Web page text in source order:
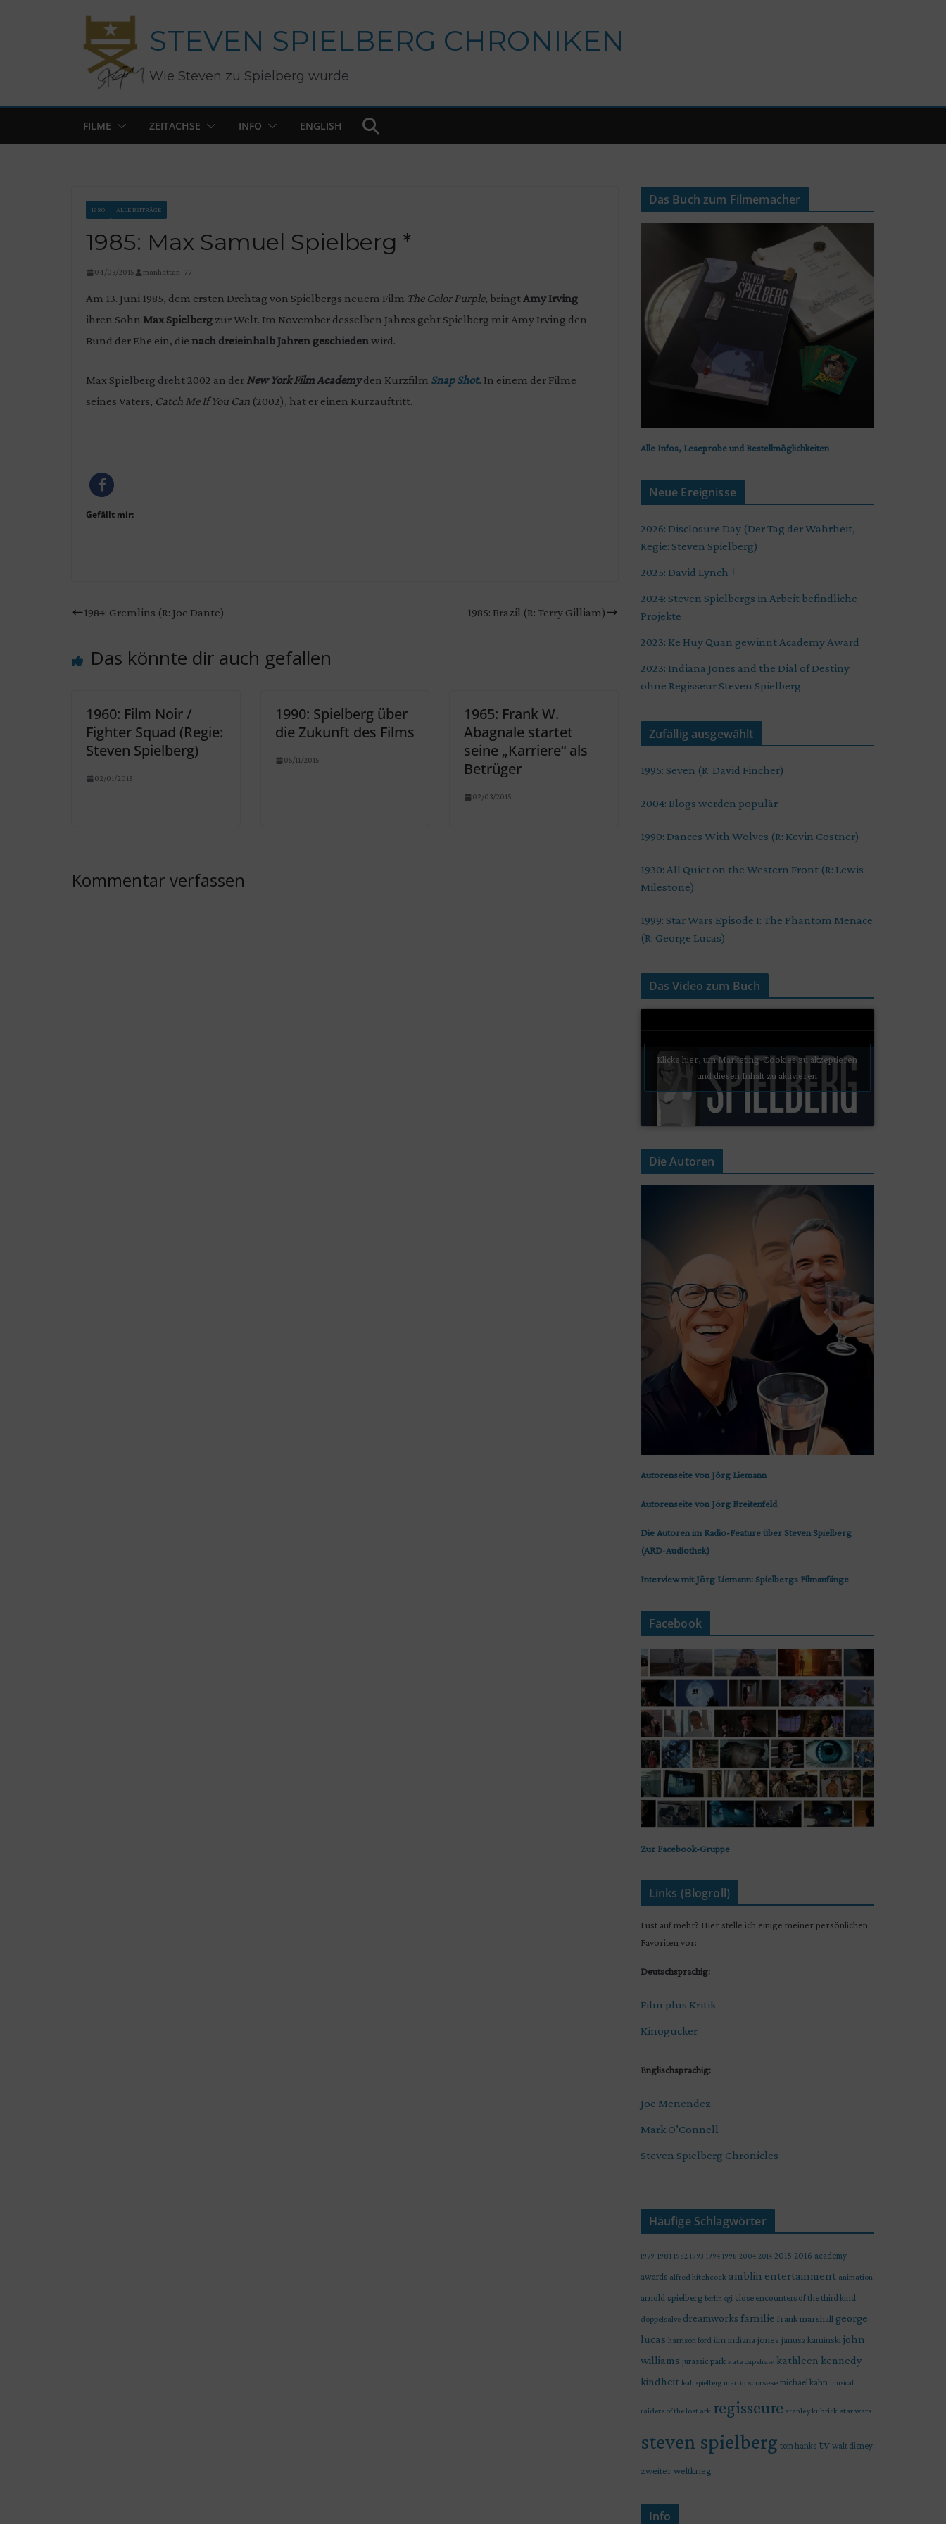
STEVEN SPIELBERG CHRONIKEN
Wie Steven zu Spielberg wurde
FILME ZEITACHSE INFO ENGLISH
1980 ALLE BEITRÄGE
1985: Max Samuel Spielberg *
04/03/2015 manhattan_77
Am 13. Juni 1985, dem ersten Drehtag von Spielbergs neuem Film The Color Purple, bringtAmy Irving
ihren Sohn Max Spielberg zur Welt. Im November desselben Jahres geht Spielberg mit Amy Irving den
Bund der Ehe ein, die nach dreieinhalb Jahren geschiedenwird.
Max Spielberg dreht 2002 an der New York Film Academyden Kurzfilm Snap Shot. In einem der Filme
seines Vaters, Catch Me If You Can (2002), hat er einen Kurzauftritt.
Gefällt mir:
1984: Gremlins (R: Joe Dante) 1985: Brazil (R: Terry Gilliam)
Das könnte dir auch gefallen
1960: Film Noir /
Fighter Squad (Regie:
Steven Spielberg)
02/01/2015
1990: Spielberg über
die Zukunft des Films
05/11/2015
1965: Frank W.
Abagnale startet
seine „Karriere“ als
Betrüger
02/03/2015
Kommentar verfassen
Das Buch zum Filmemacher
Alle Infos, Leseprobe und Bestellmöglichkeiten
Neue Ereignisse
2026: Disclosure Day (Der Tag der Wahrheit,
Regie: Steven Spielberg)
2025: David Lynch †
2024: Steven Spielbergs in Arbeit befindliche
Projekte
2023: Ke Huy Quan gewinnt Academy Award
2023: Indiana Jones and the Dial of Destiny
ohne Regisseur Steven Spielberg
Zufällig ausgewählt
1995: Seven (R: David Fincher)
2004: Blogs werden populär
1990: Dances With Wolves (R: Kevin Costner)
1930: All Quiet on the Western Front (R: Lewis
Milestone)
1999: Star Wars Episode I: The Phantom Menace
(R: George Lucas)
Das Video zum Buch
Klicke hier, um Marketing-Cookies zu akzeptieren
und diesen Inhalt zu aktivieren
Die Autoren
Autorenseite von Jörg Liemann
Autorenseite von Jörg Breitenfeld
Die Autoren im Radio-Feature über Steven Spielberg
(ARD-Audiothek)
Interview mit Jörg Liemann: Spielbergs Filmanfänge
Facebook
Zur Facebook-Gruppe
Links (Blogroll)
Lust auf mehr? Hier stelle ich einige meiner persönlichen
Favoriten vor:
Deutschsprachig:
Film plus Kritik
Kinogucker
Englischsprachig:
Joe Menendez
Mark O’Connell
Steven Spielberg Chronicles
Häufige Schlagwörter
1979 1981 1982 1993 1994 1998 2004 2014 2015 2016 academy
awards alfred hitchcock amblin entertainment animation
arnold spielberg berlin cgi close encounters of the third kind
doppelsalve dreamworks familie frank marshall george
lucas harrison ford ilm indiana jones janusz kaminski john
williams jurassic park kate capshaw kathleen kennedy
kindheit leah spielberg martin scorsese michael kahn musical
raiders of the lost ark regisseure stanley kubrick star wars
steven spielberg tom hanks tv walt disney
zweiter weltkrieg
Info